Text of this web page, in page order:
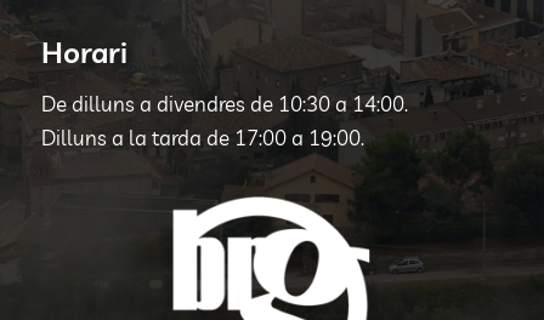
Horari
De dilluns a divendres de 10:30 a 14:00.
Dilluns a la tarda de 17:00 a 19:00.